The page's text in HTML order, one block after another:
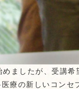
めましたが、受講
療の新しいコンセ